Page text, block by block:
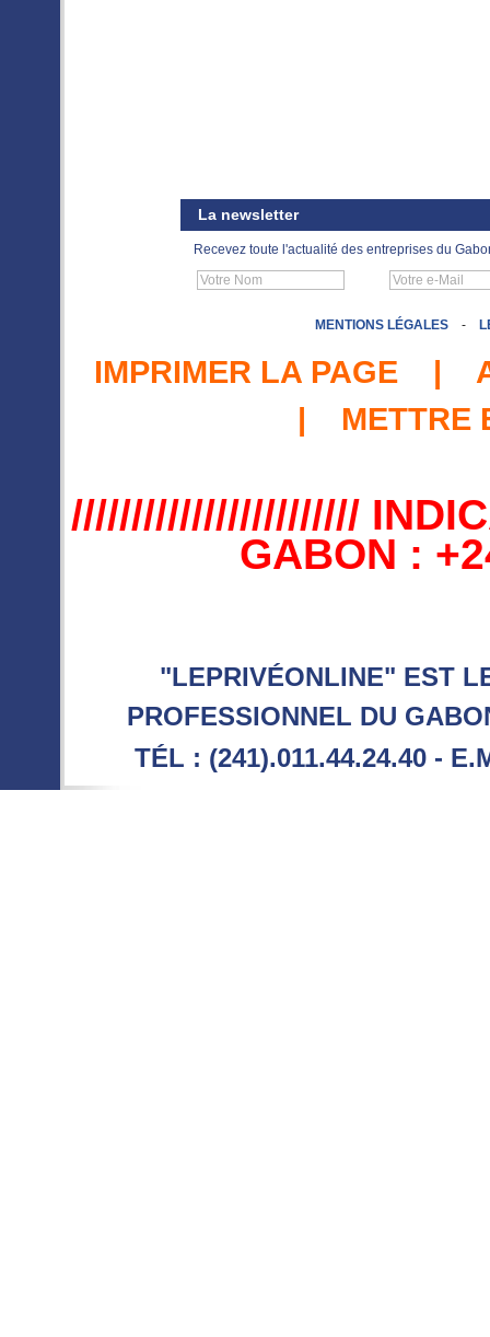
La newsletter
Recevez toute l'actualité des entreprises du
MENTIONS LÉGALES -
IMPRIMER LA PAGE|
| METTRE
////////////////////////
GABON :
"LEPRIVÉONLINE" EST
PROFESSIONNEL DU
TÉL : (241).011.44.24.40 -